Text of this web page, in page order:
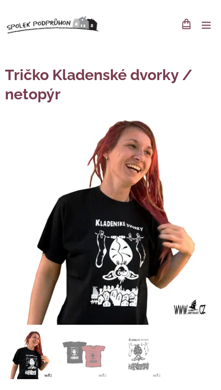
Tričko Kladenské dvorky /
netopýr